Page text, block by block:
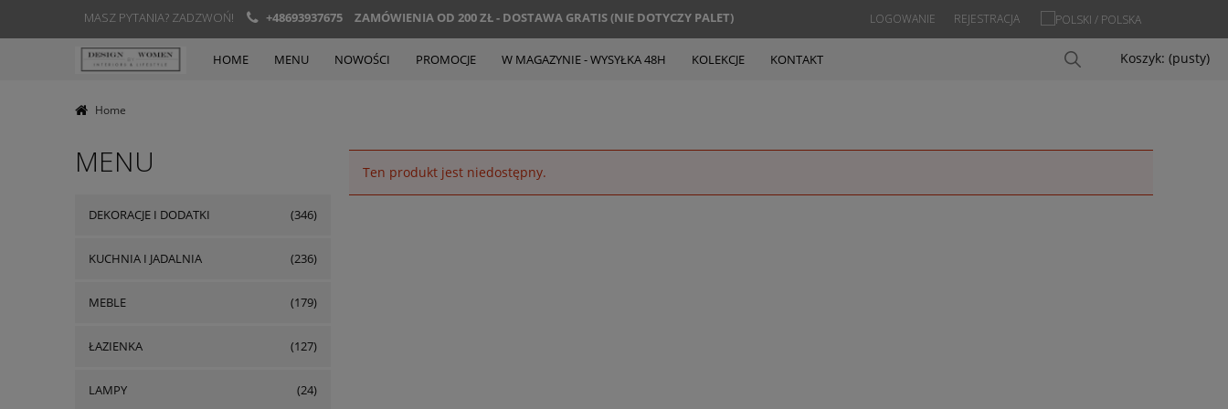
MASZ PYTANIA? ZADZWOŃ! +48693937675 ZAMÓWIENIA OD 200 ZŁ - DOSTAWA GRATIS (NIE DOTYCZY PALET) REJESTRACJA
LOGOWANIE
Koszyk: (pusty)
HOME MENU NOWOŚCI PROMOCJE W MAGAZYNIE - WYSYŁKA 48H KOLEKCJE KONTAKT
Home
MENU
DEKORACJE I DODATKI (346)
KUCHNIA I JADALNIA (236)
MEBLE (179)
ŁAZIENKA (127)
LAMPY (24)
Ten produkt jest niedostępny.